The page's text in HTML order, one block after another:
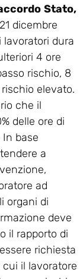
Stato,
dicembre
lavoratori dura
4 ore
rischio, 8
elevato.
che il
delle ore di
base
a
ad
organi di
deve
il rapporto di
richiesta
il lavoratore